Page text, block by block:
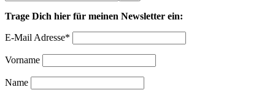
Trage Dich hier für meinen Newsletter ein:
E-Mail Adresse*
Vorname
Name